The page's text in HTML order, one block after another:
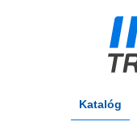
Katalóg